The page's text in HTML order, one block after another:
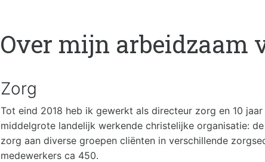
Over mijn arbeidzaam
Zorg
Tot eind 2018 heb ik gewerkt als directeur zorg en 10
middelgrote landelijk werkende christelijke organisatie:
zorg aan diverse groepen cliënten in verschillende
medewerkers ca 450.